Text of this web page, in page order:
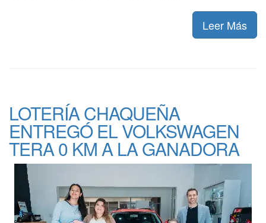
Leer Más
LOTERÍA CHAQUEÑA
ENTREGÓ EL VOLKSWAGEN
TERA 0 KM A LA GANADORA